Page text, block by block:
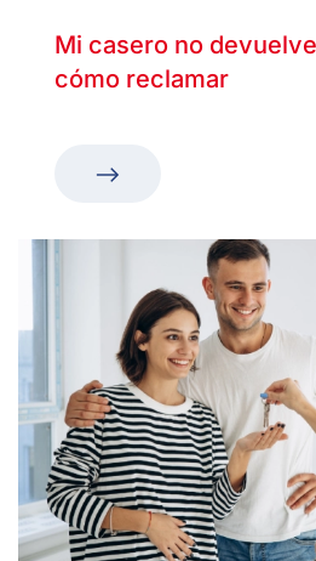
Mi casero no
cómo reclamar